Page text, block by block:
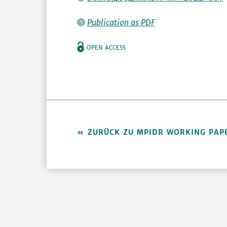
Publication as PDF
OPEN ACCESS
ZURÜCK ZU MPIDR WORKING